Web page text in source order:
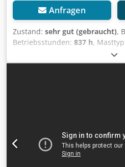
Anfragen
Zustand: sehr gut (gebraucht),
Betriebsstunden: 837 h,
,
Abmessungen (L x B x H): 388 x
Hubkapazität: 230 kg
Allgemein Produktionsland:
kompakteste Bluelift-
Ausziehbares Fahrwerk,